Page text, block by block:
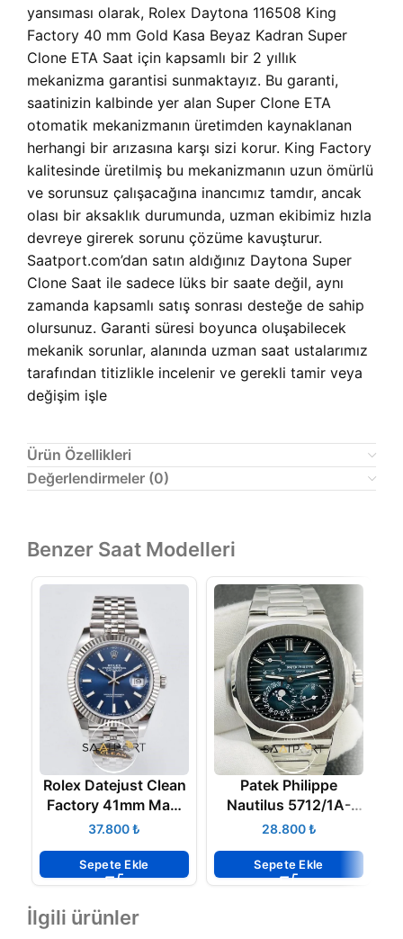
yansıması olarak, Rolex Daytona 116508 King
Factory 40 mm Gold Kasa Beyaz Kadran Super
Clone ETA Saat için kapsamlı bir 2 yıllık
mekanizma garantisi sunmaktayız. Bu garanti,
saatinizin kalbinde yer alan Super Clone ETA
otomatik mekanizmanın üretimden kaynaklanan
herhangi bir arızasına karşı sizi korur. King Factory
kalitesinde üretilmiş bu mekanizmanın uzun ömürlü
ve sorunsuz çalışacağına inancımız tamdır, ancak
olası bir aksaklık durumunda, uzman ekibimiz hızla
devreye girerek sorunu çözüme kavuşturur.
Saatport.com’dan satın aldığınız Daytona Super
Clone Saat ile sadece lüks bir saate değil, aynı
zamanda kapsamlı satış sonrası desteğe de sahip
olursunuz. Garanti süresi boyunca oluşabilecek
mekanik sorunlar, alanında uzman saat ustalarımız
tarafından titizlikle incelenir ve gerekli tamir veya
değişim işle
Ürün Özellikleri
Değerlendirmeler (0)
Benzer Saat Modelleri
Rolex Datejust Clean
Factory 41mm Mavi
Kadran 904L Jubile
ETA
₺
Sepete Ekle
Patek Philippe
Nautilus 5712/1A-
001 V1₺
Sepete Ekle
İlgili ürünler